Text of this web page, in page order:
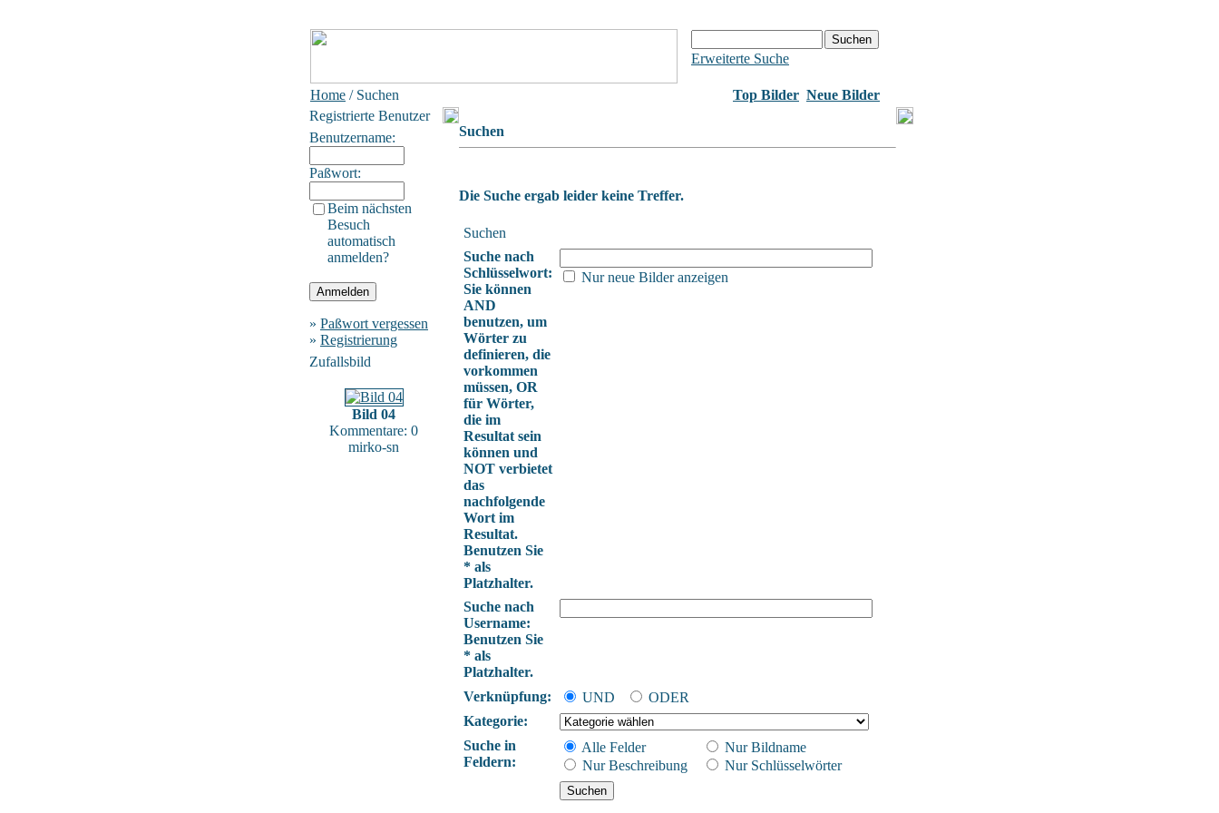
Erweiterte Suche
Home / Suchen Top Bilder Neue Bilder
Registrierte Benutzer
Benutzername:
Paßwort:
Beim nächsten
Besuch
automatisch
anmelden?
» Paßwort vergessen
» Registrierung
Zufallsbild
Bild 04
Kommentare: 0
mirko-sn
Suchen
Die Suche ergab leider keine Treffer.
Suchen
Suche nach
Schlüsselwort:
Sie können
AND
benutzen, um
Wörter zu
definieren, die
vorkommen
müssen, OR
für Wörter,
die im
Resultat sein
können und
NOT verbietet
das
nachfolgende
Wort im
Resultat.
Benutzen Sie
* als
Platzhalter.
Nur neue Bilder anzeigen
Suche nach
Username:
Benutzen Sie
* als
Platzhalter.
Verknüpfung:
UND
ODER
Kategorie:
Suche in
Feldern:
Alle Felder
Nur Bildname
Nur Beschreibung
Nur Schlüsselwörter